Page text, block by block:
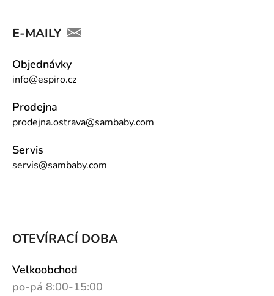
E-MAILY
Objednávky
info@espiro.cz
Prodejna
prodejna.ostrava@sambaby.com
Servis
servis@sambaby.com
OTEVÍRACÍ DOBA
Velkoobchod
po-pá 8:00-15:00